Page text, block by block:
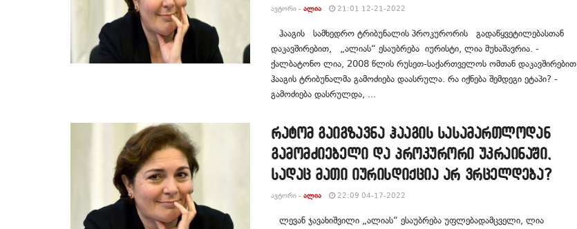
ᲐᲕᲢᲝᲠᲘ - ᲐᲚᲘᲐ 21:01 12-21-2022
ჰააგის სამხედრო ტრიბუნალის პროკურორის გადაწყვეტილებასთან
დაკავშირებით, „ალიას“ ესაუბრება იურისტი, ლია მუხაშავრია. -
ქალბატონო ლია, 2008 წლის რუსეთ-საქართველოს ომთან დაკავშირებით,
ჰააგის ტრიბუნალმა გამოძიება დაასრულა. რა იქნება შემდეგი ეტაპი? -
გამოძიება დასრულდა, ...
რატომ გაიგზავნა ჰააგის სასამართლოდან
გამომძიებელი და პროკურორი უკრაინაში,
სადაც მათი იურისდიქცია არ ვრცელდება?
ᲐᲕᲢᲝᲠᲘ - ᲐᲚᲘᲐ 22:09 04-17-2022
ლევან ჯავახიშვილი „ალიას“ ესაუბრება უფლებადამცველი, ლია